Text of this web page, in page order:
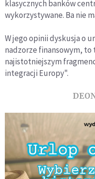
klasycznych banków
wykorzystywane. Ba nie
W jego opinii dyskusja o
nadzorze finansowym, to
najistotniejszym
integracji Europy".